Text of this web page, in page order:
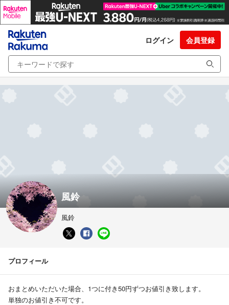
ログイン 会員登録
風鈴
風鈴
プロフィール
おまとめいただいた場合、1つに付き50円ずつお値引き致します。
単独のお値引き不可です。